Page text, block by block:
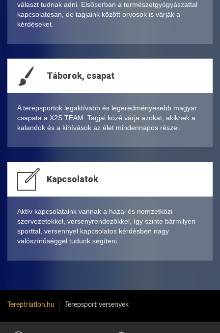
választ tudnak adni. Elsősorban a természetgyógyászattal
kapcsolatosan, de tagjaink között orvosok is várják a
kérdéseket.
Táborok, csapat
A terepsportok legaktívabb és legeredményesebb magyar
csapata a X2S TEAM. Tagjai közé várja azokat, akiknek a
kalandok és a kihívások az élet mindennapos részei.
Kapcsolatok
Aktív kapcsolataink vannak a hazai és nemzetközi
szervezetekkel, versenyrendezőkkel, így szinte bármilyen
sporttal, versennyel kapcsolatos kérdésben nagy
valószínűséggel tudunk segíteni.
Tereptriatlon.hu Terepsport versenyek